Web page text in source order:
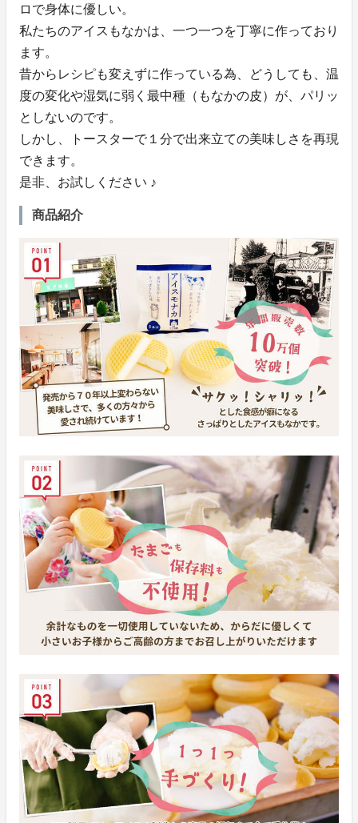
ロで身体に優しい。
私たちのアイスもなかは、一つ一つを丁寧に作っており
ます。
昔からレシピも変えずに作っている為、どうしても、温
度の変化や湿気に弱く最中種（もなかの皮）が、パリッ
としないのです。
しかし、トースターで１分で出来立ての美味しさを再現
できます。
是非、お試しください ♪
商品紹介